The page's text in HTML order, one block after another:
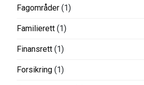
Fagområder (1)
Familierett (1)
Finansrett (1)
Forsikring (1)